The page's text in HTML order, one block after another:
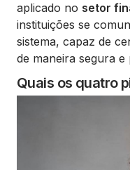
aplicado no setor
instituições se
sistema, capaz de
de maneira segura e
Quais os quatro